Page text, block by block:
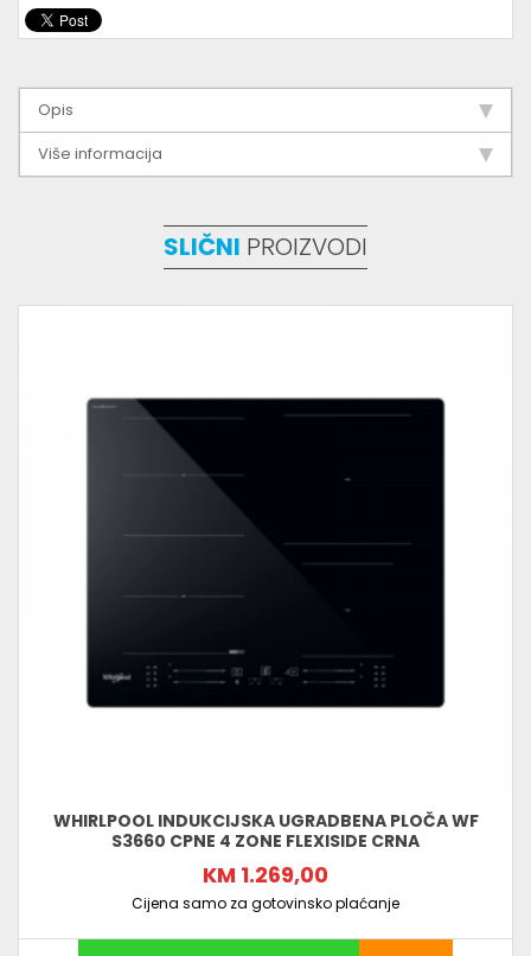
Opis
Više informacija
SLIČNI PROIZVODI
WHIRLPOOL INDUKCIJSKA UGRADBENA PLOČA WF
S3660 CPNE 4 ZONE FLEXISIDE CRNA
KM 1.269,00
Cijena samo za gotovinsko plaćanje